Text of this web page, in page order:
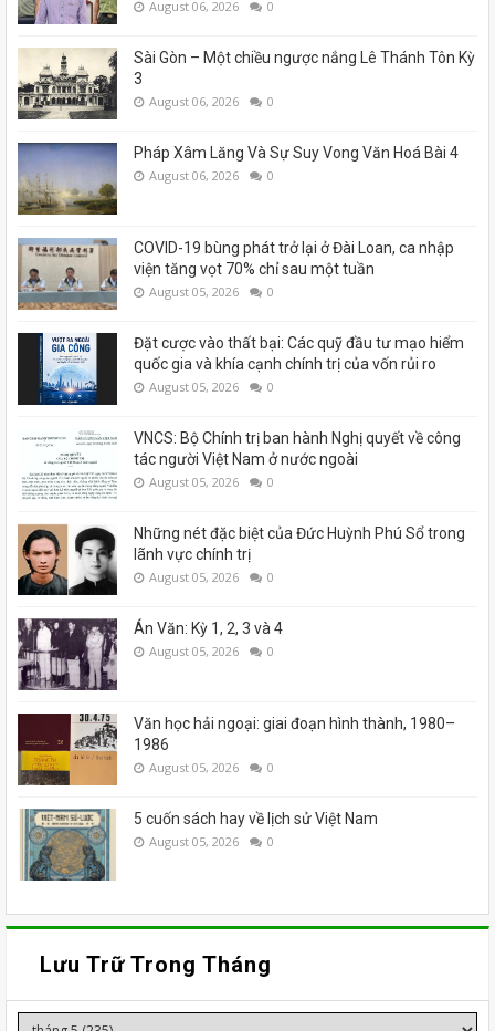
August 06, 2026 0
Sài Gòn – Một chiều ngược nắng Lê Thánh Tôn Kỳ
3
August 06, 2026 0
Pháp Xâm Lăng Và Sự Suy Vong Văn Hoá Bài 4
August 06, 2026 0
COVID-19 bùng phát trở lại ở Đài Loan, ca nhập
viện tăng vọt 70% chỉ sau một tuần
August 05, 2026 0
Đặt cược vào thất bại: Các quỹ đầu tư mạo hiểm
quốc gia và khía cạnh chính trị của vốn rủi ro
August 05, 2026 0
VNCS: Bộ Chính trị ban hành Nghị quyết về công
tác người Việt Nam ở nước ngoài
August 05, 2026 0
Những nét đặc biệt của Đức Huỳnh Phú Sổ trong
lãnh vực chính trị
August 05, 2026 0
Án Văn: Kỳ 1, 2, 3 và 4
August 05, 2026 0
Văn học hải ngoại: giai đoạn hình thành, 1980–
1986
August 05, 2026 0
5 cuốn sách hay về lịch sử Việt Nam
August 05, 2026 0
Lưu Trữ Trong Tháng